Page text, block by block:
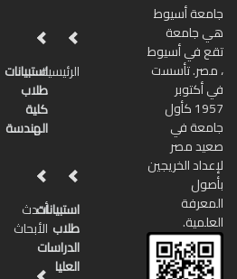
جامعة أسيوط
هي جامعة
تقع في أسيوط
، مصر. تأسست
في أكتوبر
1957 كأول
جامعة في
صعيد مصر
لإعداد الخريجين
بأصول
المعرفة
العلمية.
الرئيسيةاستبيانات
طلاب
كلية
الهندسة
استبيانات
طلاب
الدراسات
العليا
أحدث
الأبحاث